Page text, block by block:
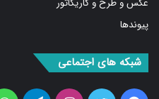
پیوندها
فیس توییتراینستاگرامتلگرام